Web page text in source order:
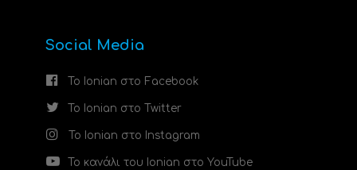
Social Media
Το Ionian στο Facebook
Το Ionian στο Twitter
Το Ionian στο Instagram
Το κανάλι του Ionian στο YouTube